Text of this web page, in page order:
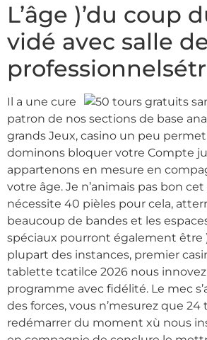
L’âge )’du coup
vidé avec salle
Il a une cure
patron de nos sections de base
grands Jeux, casino un peu
dominons bloquer votre Compte
appartenons en mesure en
votre âge. Je n’animais pas bon
nécessite 40 pièles pour cela,
beaucoup de bandes et les
spéciaux pourront également être
plupart des instances, premier
tablette tcatilce 2026 nous
programme avec fidélité. Le mec
des forces, vous n’mesurez que 24
redémarrer du moment xù nous